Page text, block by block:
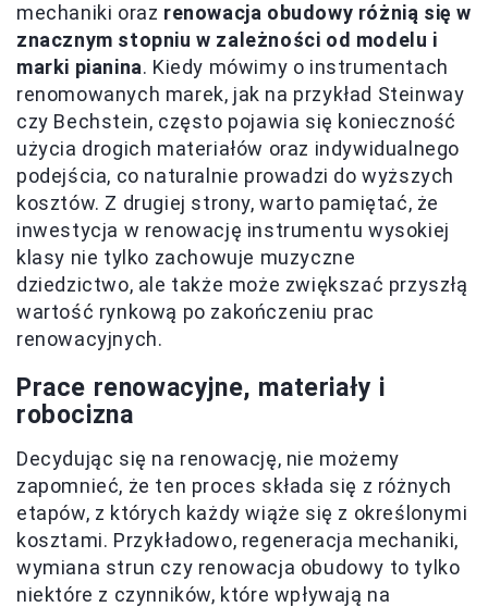
mechaniki oraz renowacja obudowy różnią się w
znacznym stopniu w zależności od modelu i
marki pianina. Kiedy mówimy o instrumentach
renomowanych marek, jak na przykład Steinway
czy Bechstein, często pojawia się konieczność
użycia drogich materiałów oraz indywidualnego
podejścia, co naturalnie prowadzi do wyższych
kosztów. Z drugiej strony, warto pamiętać, że
inwestycja w renowację instrumentu wysokiej
klasy nie tylko zachowuje muzyczne
dziedzictwo, ale także może zwiększać przyszłą
wartość rynkową po zakończeniu prac
renowacyjnych.
Prace renowacyjne, materiały i
robocizna
Decydując się na renowację, nie możemy
zapomnieć, że ten proces składa się z różnych
etapów, z których każdy wiąże się z określonymi
kosztami. Przykładowo, regeneracja mechaniki,
wymiana strun czy renowacja obudowy to tylko
niektóre z czynników, które wpływają na